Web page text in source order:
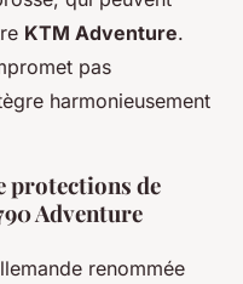
KTM Adventure.
pas
harmonieusement
protections de
Adventure
renommée